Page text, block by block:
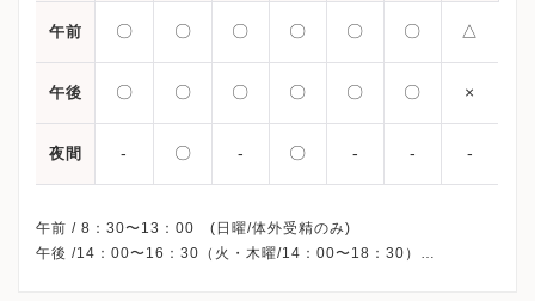
午前 〇 〇 〇 〇 〇 〇 △
午後 〇 〇 〇 〇 〇 〇 ×
夜間 - 〇 - 〇 - - -
午前 / 8：30〜13：00 (日曜/体外受精のみ)
午後 /14：00〜16：30（火・木曜/14：00〜18：30）